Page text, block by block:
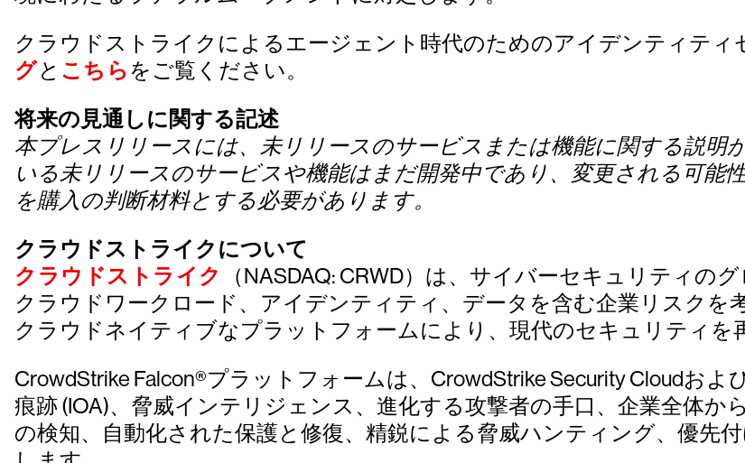
クラウドストライクによるエージェント時代のためのアイデンティティ
グと こちらをご覧ください。
将来の見通しに関する記述
本プレスリリースには、未リリースのサービスまたは機能に関する説明
いる未リリースのサービスや機能はまだ開発中であり、変更される可能
を購入の判断材料とする必要があります。
クラウドストライクについて
クラウドストライク
（NASDAQ: CRWD）は、サイバーセキュリティの
クラウドワークロード、アイデンティティ、データを含む企業リスクを
クラウドネイティブなプラットフォームにより、現代のセキュリティを
CrowdStrike Falcon®プラットフォームは、CrowdStrike Security Cloudお
痕跡 (IOA)、脅威インテリジェンス、進化する攻撃者の手口、企業全体
の検知、自動化された保護と修復、精鋭による脅威ハンティング、優先